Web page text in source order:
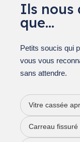
Ils nous
que…
Petits soucis qui
vous vous
sans attendre.
Vitre cassée
Carreau